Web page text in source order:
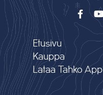
Etusivu
Kauppa
Lataa Tahko App